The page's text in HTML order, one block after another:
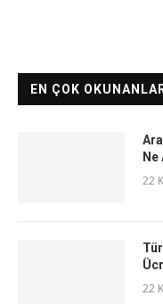
EN ÇOK
22
22